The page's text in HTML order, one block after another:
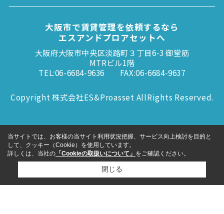
大阪市で賃貸管理を依頼するなら
エスアンドプロアセットへ
大阪府大阪市中央区淡路町３丁目6-3 御堂筋
MTRビル1階
TEL:06-6684-9636
FAX:06-6684-9637
Copyright 株式会社ES&Proasset AllRights Reserved.
当サイトでは、お客様の当サイト利用状況把握、サービス向上検討を目的と
して、クッキー（Cookie）を使用しています。
詳しくは、当社の 「Cookieの取扱いについて」 をご確認ください。
閉じる